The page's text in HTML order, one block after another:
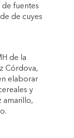
fuentes
de cuyes
de la
Córdova,
elaborar
y
amarillo,